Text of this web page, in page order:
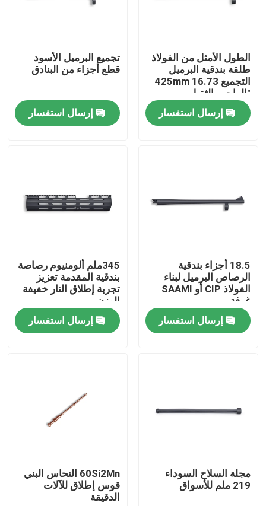
المنتجات
جولة في المصنع
مراقبة الجودة
الطول الأمثل من الفولاذ
طلقة بندقية البرميل
التجميع 425mm 16.73
"الواجب الثقيل
إرسال استفسار
تجميع البرميل الأسود
قطع أجزاء من البنادق
إرسال استفسار
18.5 أجزاء بندقية
الرصاص البرميل لبناء
الفولاذ CIP أو SAAMI
غرفة
إرسال استفسار
345ملم ألومنيوم رصاصة
بندقية المقدمة تعزيز
تجربة إطلاق النار خفيفة
الوزن
إرسال استفسار
مجلة السلاح السوداء
219 ملم للأسواق
60Si2Mn النحاس البني
قوس إطلاق للآلات
الدقيقة